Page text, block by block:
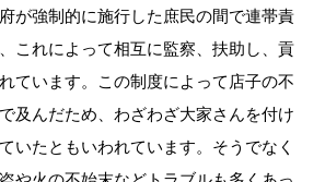
が強制的に施行した庶民の間で連帯責
これによって相互に監察、扶助し、貢
ています。この制度によって店子の不
及んだため、わざわざ大家さんを付け
いたともいわれています。そうでなく